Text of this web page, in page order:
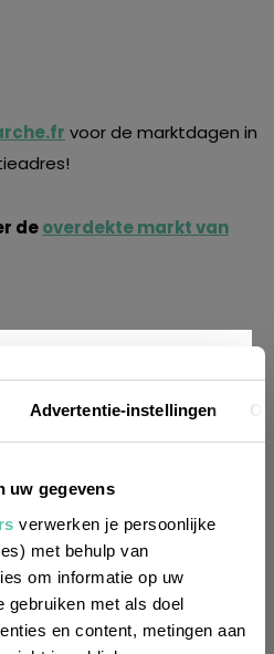
Advertentie-instellingen
uw gegevens
verwerken je persoonlijke
met behulp van
om informatie op uw
gebruiken met als doel
en content, metingen aan
voor de marktdagen in
deoverdekte markt van
en Languedoc
snelle vakantierecepten!
op de hoogte zijn
leuke adressen
voor Frankrijk? Meld
onze 2-wekelijkse
Zo gedaan!